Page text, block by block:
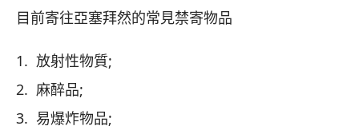
目前寄往亞塞拜然的常見禁寄物品
1. 放射性物質;
2. 麻醉品;
3. 易爆炸物品;